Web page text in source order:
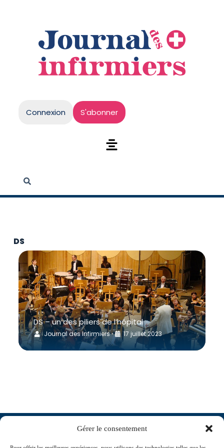
Gérer le consentement
Connexion S'abonner
DS
DS – un des piliers de l’hôpital
Journal des Infirmiers • 17 juillet 2023